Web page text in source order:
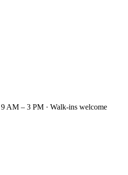
AM – 3 PM · Walk-ins welcome